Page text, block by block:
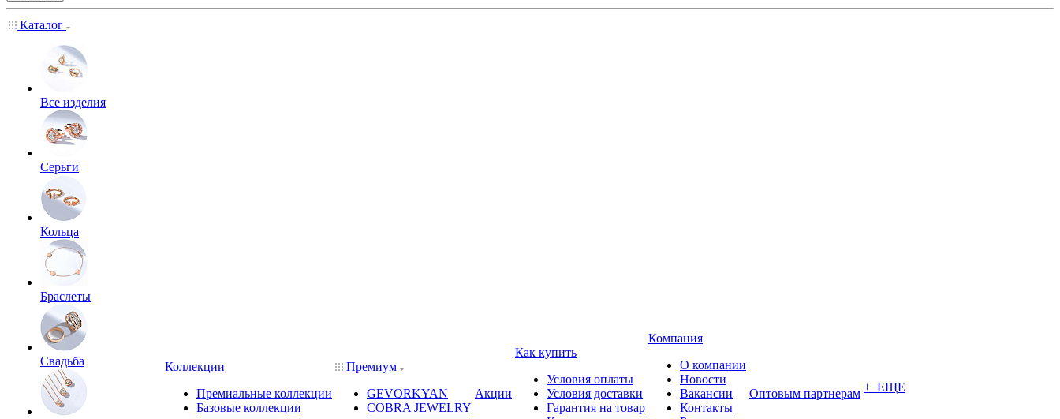
Каталог
Все изделия
Серьги
Кольца
Браслеты
Свадьба
Коллекции
Премиальные коллекции
Базовые коллекции
Премиум
GEVORKYAN
COBRA JEWELRY
Акции
Как купить
Условия оплаты
Условия доставки
Гарантия на товар
Компания
О компании
Новости
Вакансии
Контакты
Оптовым партнерам + ЕЩЕ